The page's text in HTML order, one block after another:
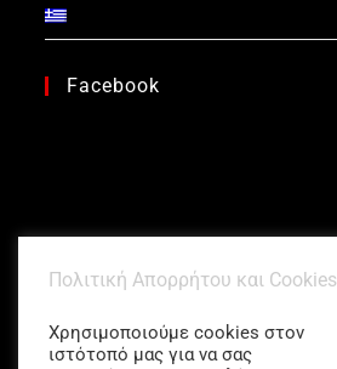
Facebook
Πολιτική Απορρήτου και Cookies
Χρησιμοποιούμε cookies στον
ιστότοπό μας για να σας